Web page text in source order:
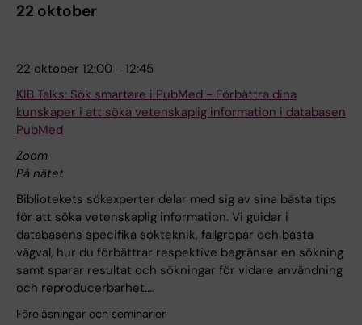
22 oktober
22 oktober 12:00 - 12:45
KIB Talks: Sök smartare i PubMed - Förbättra dina
kunskaper i att söka vetenskaplig information i databasen
PubMed
Zoom
På nätet
Bibliotekets sökexperter delar med sig av sina bästa tips
för att söka vetenskaplig information. Vi guidar i
databasens specifika sökteknik, fallgropar och bästa
vägval, hur du förbättrar respektive begränsar en sökning
samt sparar resultat och sökningar för vidare användning
och reproducerbarhet.…
Föreläsningar och seminarier